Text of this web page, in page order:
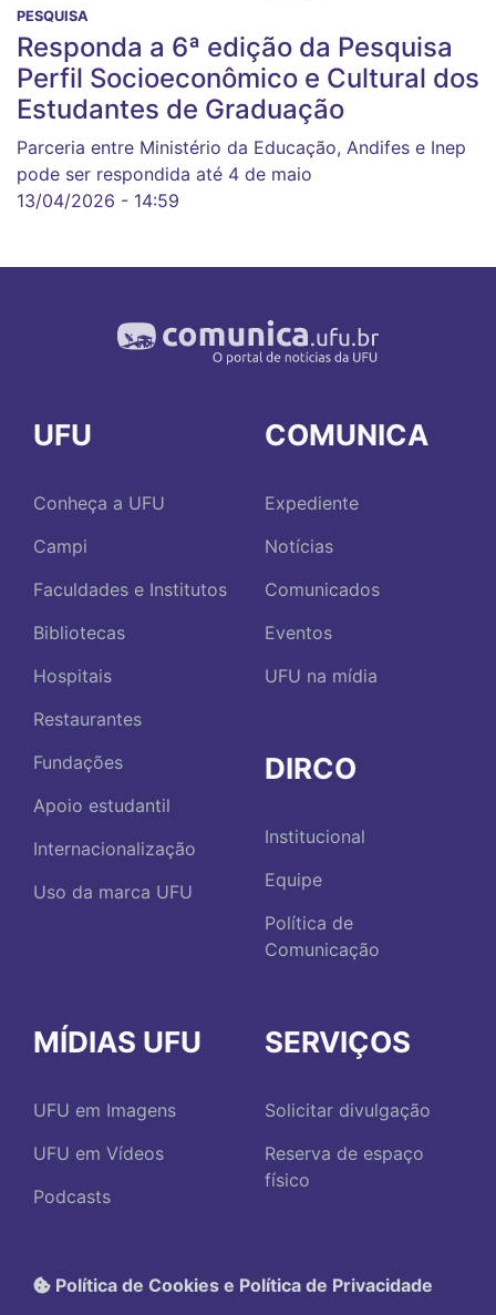
PESQUISA
Responda a 6ª edição da Pesquisa
Perfil Socioeconômico e Cultural dos
Estudantes de Graduação
Parceria entre Ministério da Educação, Andifes e Inep
pode ser respondida até 4 de maio
13/04/2026 - 14:59
UFU
Conheça a UFU
Campi
Faculdades e Institutos
Bibliotecas
Hospitais
Restaurantes
Fundações
Apoio estudantil
Internacionalização
Uso da marca UFU
COMUNICA
Expediente
Notícias
Comunicados
Eventos
UFU na mídia
DIRCO
Institucional
Equipe
Política de
Comunicação
MÍDIAS UFU
UFU em Imagens
UFU em Vídeos
Podcasts
SERVIÇOS
Solicitar divulgação
Reserva de espaço
físico
Política de Cookies e Política de Privacidade